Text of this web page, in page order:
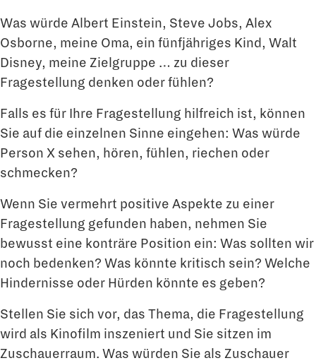
Was würde Albert Einstein, Steve Jobs, Alex
Osborne, meine Oma, ein fünfjähriges Kind, Walt
Disney, meine Zielgruppe … zu dieser
Fragestellung denken oder fühlen?
Falls es für Ihre Fragestellung hilfreich ist, können
Sie auf die einzelnen Sinne eingehen: Was würde
Person X sehen, hören, fühlen, riechen oder
schmecken?
Wenn Sie vermehrt positive Aspekte zu einer
Fragestellung gefunden haben, nehmen Sie
bewusst eine konträre Position ein: Was sollten wir
noch bedenken? Was könnte kritisch sein? Welche
Hindernisse oder Hürden könnte es geben?
Stellen Sie sich vor, das Thema, die Fragestellung
wird als Kinofilm inszeniert und Sie sitzen im
Zuschauerraum. Was würden Sie als Zuschauer